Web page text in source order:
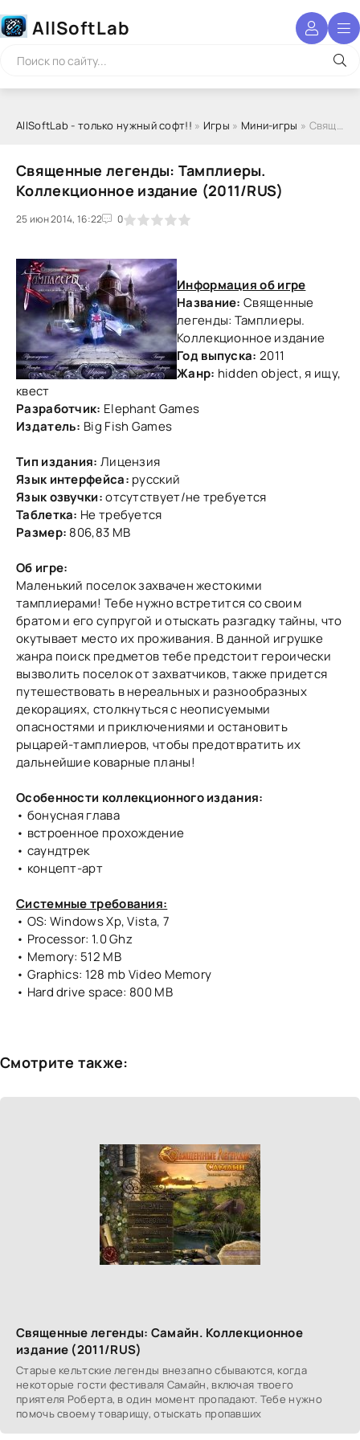
AllSoftLab
AllSoftLab - только нужный софт!! » Игры » Мини-игры » Священные легенды: Тамплиеры. Коллекционное издание (2011/RUS)
Священные легенды: Тамплиеры.
Коллекционное издание (2011/RUS)
25 июн 2014, 16:22 0
1 2 3 4 5
Информация об игре
Название: Священные
легенды: Тамплиеры.
Коллекционное издание
Год выпуска: 2011
Жанр: hidden object, я ищу,
квест
Разработчик: Elephant Games
Издатель: Big Fish Games
Тип издания: Лицензия
Язык интерфейса: русский
Язык озвучки:отсутствует/не требуется
Таблетка: Не требуется
Размер: 806,83 MB
Об игре:
Маленький поселок захвачен жестокими
тамплиерами! Тебе нужно встретится со своим
братом и его супругой и отыскать разгадку тайны, что
окутывает место их проживания. В данной игрушке
жанра поиск предметов тебе предстоит героически
вызволить поселок от захватчиков, также придется
путешествовать в нереальных и разнообразных
декорациях, столкнуться с неописуемыми
опасностями и приключениями и остановить
рыцарей-тамплиеров, чтобы предотвратить их
дальнейшие коварные планы!
Особенности коллекционного издания:
• бонусная глава
• встроенное прохождение
• саундтрек
• концепт-арт
Системные требования:
• OS: Windows Xp, Vista, 7
• Processor: 1.0 Ghz
• Memory: 512 MB
• Graphics: 128 mb Video Memory
• Hard drive space: 800 MB
Смотрите также:
Священные легенды: Самайн. Коллекционное
издание (2011/RUS)
Старые кельтские легенды внезапно сбываются, когда
некоторые гости фестиваля Самайн, включая твоего
приятеля Роберта, в один момент пропадают. Тебе нужно
помочь своему товарищу, отыскать пропавших